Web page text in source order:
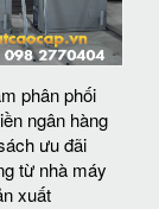
phân phối
ngân hàng
ưu đãi
từ nhà máy
xuất